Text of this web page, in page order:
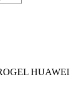
HUAWEI